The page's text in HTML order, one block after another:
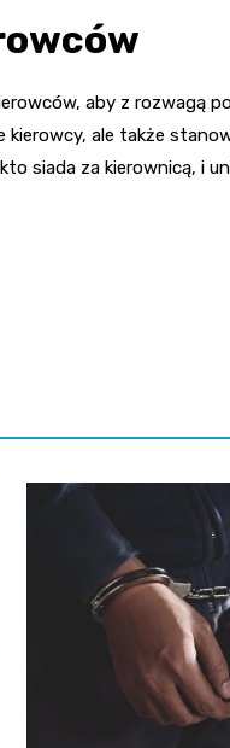
aby z rozwagą
ale także
siada za kierownicą, i